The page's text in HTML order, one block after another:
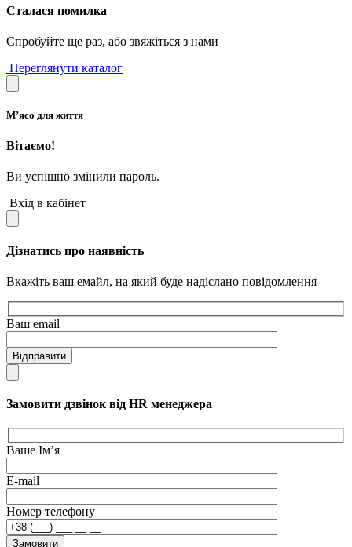
Сталася помилка
Спробуйте ще раз, або звяжіться з нами
Переглянути каталог
М’ясо для життя
Вітаємо!
Ви успішно змінили пароль.
Вхід в кабінет
Дізнатись про наявність
Вкажіть ваш емайл, на який буде надіслано повідомлення
Ваш email
Відправити
Замовити дзвінок від HR менеджера
Ваше Ім’я
E-mail
Номер телефону
Замовити